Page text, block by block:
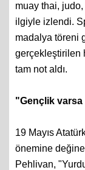
muay thai,
ilgiyle izlendi.
madalya töreni
gerçekleştirilen
tam not aldı.
"Gençlik varsa
19 Mayıs
önemine
Pehlivan,